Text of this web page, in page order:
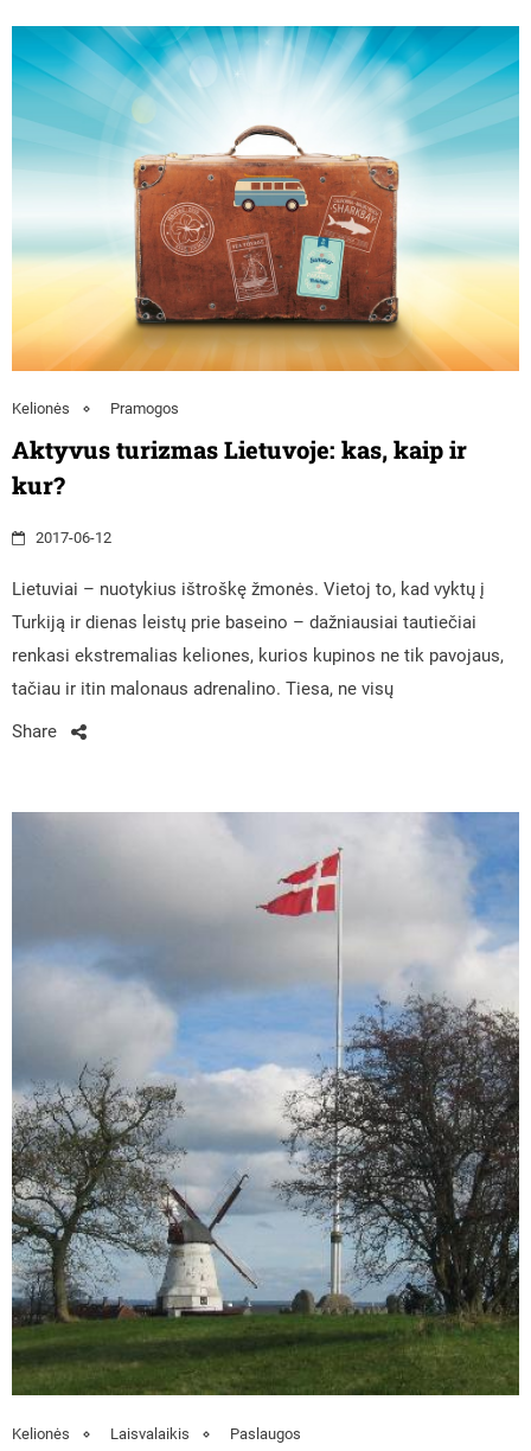
Kelionės Pramogos
Aktyvus turizmas Lietuvoje: kas, kaip ir
kur?
2017-06-12
Lietuviai – nuotykius ištroškę žmonės. Vietoj to, kad vyktų į
Turkiją ir dienas leistų prie baseino – dažniausiai tautiečiai
renkasi ekstremalias keliones, kurios kupinos ne tik pavojaus,
tačiau ir itin malonaus adrenalino. Tiesa, ne visų
Share
Kelionės Laisvalaikis Paslaugos